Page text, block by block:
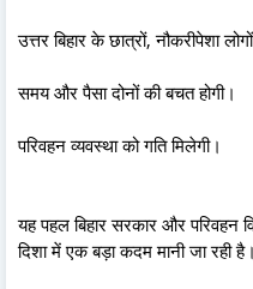
उत्तर बिहार के छात्रों, नौकरीपेशा
समय और पैसा दोनों की बचत होगी।
परिवहन व्यवस्था को गति मिलेगी।
यह पहल बिहार सरकार और परिवहन
दिशा में एक बड़ा कदम मानी जा रही है।